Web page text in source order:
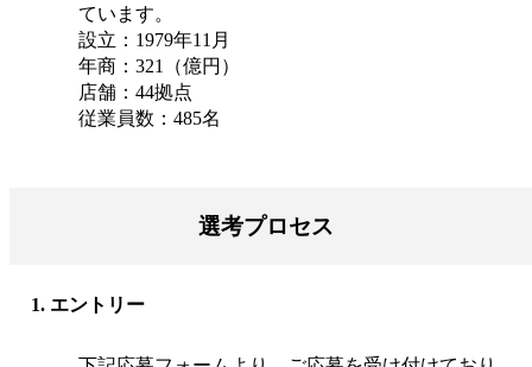
ています。
設立：1979年11月
年商：321（億円）
店舗：44拠点
従業員数：485名
選考プロセス
1. エントリー